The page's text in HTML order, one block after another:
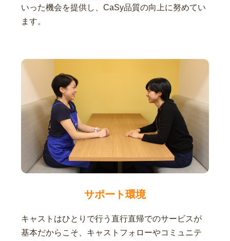
いった機会を提供し、CaSy品質の向上に努めてい
ます。
サポート環境
キャストはひとりで行う直行直帰でのサービスが
基本だからこそ、キャストフォローやコミュニテ